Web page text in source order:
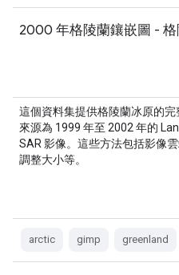
2000 年格陵蘭鑲嵌圖 -
這個資料集提供格陵蘭冰原的
來源為 1999 年至 2002 年的
SAR 影像。這些方法包括影像
調整大小等。
arctic gimp greenland